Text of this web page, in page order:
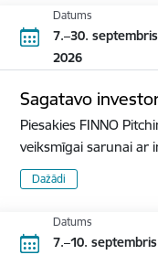
Datums
7.–30.
2026
Sagatavo
Piesakies FINNO
veiksmīgai sarunai ar
Dažādi
Datums
7.–10.